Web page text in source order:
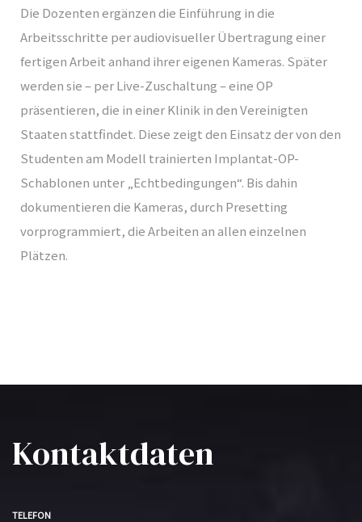
Die Dozenten ergänzen die Einführung in die
Arbeitsschritte per audiovisueller Übertragung einer
fertigen Arbeit anhand ihrer eigenen Kameras. Später
werden sie – per Live-Zuschaltung – eine OP
präsentieren, die in einer Klinik in den Vereinigten
Staaten stattfindet. Diese zeigt den Einsatz der von den
Studenten am Modell trainierten Implantat-OP-
Schablonen unter „Echtbedingungen“. Bis dahin
dokumentieren die Kameras, durch Presetting
vorprogrammiert, die Arbeiten an allen einzelnen
Plätzen.
Kontaktdaten
TELEFON